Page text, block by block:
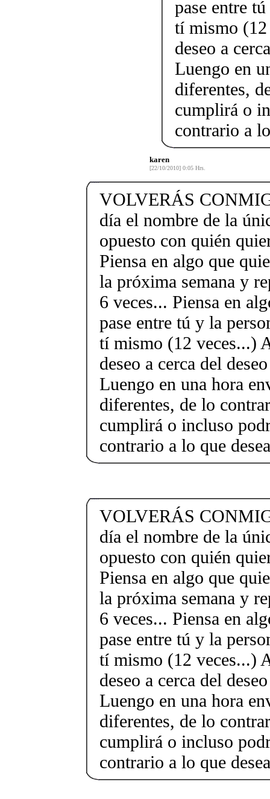
pase entre
tí mismo
deseo a
Luengo en
diferentes,
cumplirá o
contrario a
karen
[22/10/2010] 0:05 Hrs.
VOLVERÁS
día el nombre de la
opuesto con quién
Piensa en algo que
la próxima semana y
6 veces... Piensa en
pase entre tú y la
tí mismo (12 veces...)
deseo a cerca del
Luengo en una hora
diferentes, de lo
cumplirá o incluso
contrario a lo que
VOLVERÁS
día el nombre de la
opuesto con quién
Piensa en algo que
la próxima semana y
6 veces... Piensa en
pase entre tú y la
tí mismo (12 veces...)
deseo a cerca del
Luengo en una hora
diferentes, de lo
cumplirá o incluso
contrario a lo que